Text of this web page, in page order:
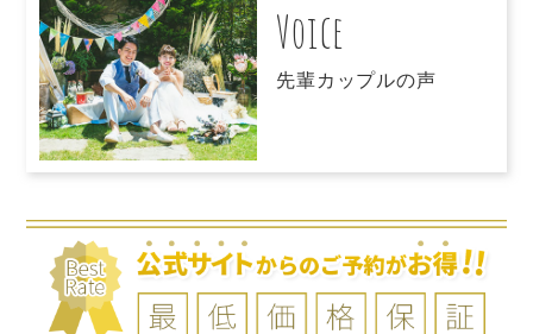
Voice
先輩カップルの声